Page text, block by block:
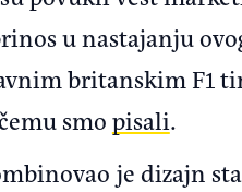
u nastajanju
britanskim F1
smopisali.
je dizajn